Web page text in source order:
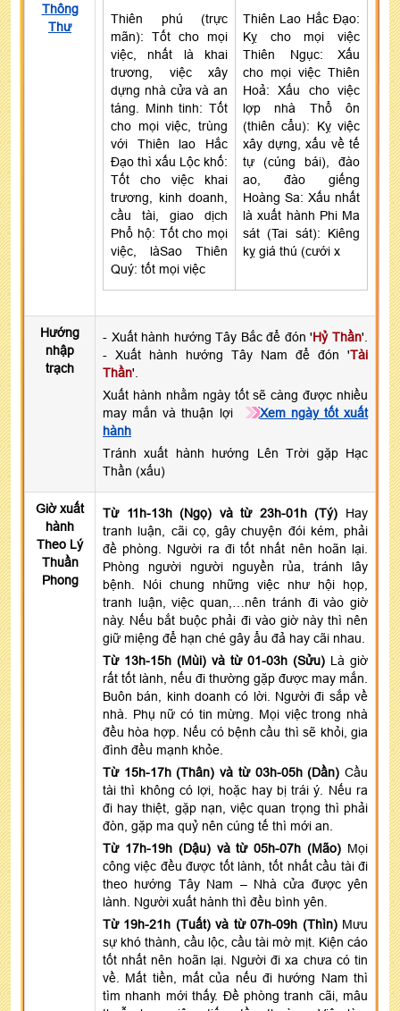
Thông
Thư
Thiên phú (trực
mãn): Tốt cho mọi
việc, nhất là khai
trương, việc xây
dựng nhà cửa và an
táng. Minh tinh: Tốt
cho mọi việc, trùng
với Thiên lao Hắc
Đạo thì xấu Lộc khố:
Tốt cho việc khai
trương, kinh doanh,
cầu tài, giao dịch
Phổ hộ: Tốt cho mọi
việc, làSao Thiên
Quý: tốt mọi việc
Thiên Lao Hắc Đạo:
Kỵ cho mọi việc
Thiên Ngục: Xấu
cho mọi việc Thiên
Hoả: Xấu cho việc
lợp nhà Thổ ôn
(thiên cẩu): Kỵ việc
xây dựng, xấu về tế
tự (cúng bái), đào
ao, đào giếng
Hoàng Sa: Xấu nhất
là xuất hành Phi Ma
sát (Tai sát): Kiêng
kỵ giá thú (cưới x
Hướng
nhập
trạch
- Xuất hành hướng Tây Bắc để đón 'Hỷ Thần'.
- Xuất hành hướng Tây Nam để đón 'Tài
Thần'.
Xuất hành nhằm ngày tốt sẽ càng được nhiều
may mắn và thuận lợi
Xem ngày tốt xuất
hành
Tránh xuất hành hướng Lên Trời gặp Hạc
Thần (xấu)
Giờ xuất
hành
Theo Lý
Thuần
Phong
Từ 11h-13h (Ngọ) và từ 23h-01h (Tý)
Hay
tranh luận, cãi cọ, gây chuyện đói kém, phải
đề phòng. Người ra đi tốt nhất nên hoãn lại.
Phòng người người nguyền rủa, tránh lây
bệnh. Nói chung những việc như hội họp,
tranh luận, việc quan,…nên tránh đi vào giờ
này. Nếu bắt buộc phải đi vào giờ này thì nên
giữ miệng để hạn ché gây ẩu đả hay cãi nhau.
Từ 13h-15h (Mùi) và từ 01-03h (Sửu) Là giờ
rất tốt lành, nếu đi thường gặp được may mắn.
Buôn bán, kinh doanh có lời. Người đi sắp về
nhà. Phụ nữ có tin mừng. Mọi việc trong nhà
đều hòa hợp. Nếu có bệnh cầu thì sẽ khỏi, gia
đình đều mạnh khỏe.
Từ 15h-17h (Thân) và từ 03h-05h (Dần) Cầu
tài thì không có lợi, hoặc hay bị trái ý. Nếu ra
đi hay thiệt, gặp nạn, việc quan trọng thì phải
đòn, gặp ma quỷ nên cúng tế thì mới an.
Từ 17h-19h (Dậu) và từ 05h-07h (Mão) Mọi
công việc đều được tốt lành, tốt nhất cầu tài đi
theo hướng Tây Nam – Nhà cửa được yên
lành. Người xuất hành thì đều bình yên.
Từ 19h-21h (Tuất) và từ 07h-09h (Thìn) Mưu
sự khó thành, cầu lộc, cầu tài mờ mịt. Kiện cáo
tốt nhất nên hoãn lại. Người đi xa chưa có tin
về. Mất tiền, mất của nếu đi hướng Nam thì
tìm nhanh mới thấy. Đề phòng tranh cãi, mâu